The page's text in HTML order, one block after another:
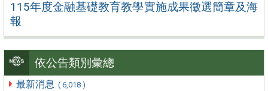
115年度金融基礎教育教學實施成果徵選簡章及海
報
依公告類別彙總
最新消息 ( 6,018 )